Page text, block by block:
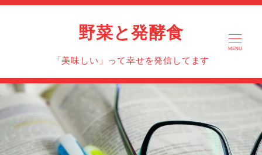
野菜と発酵食
「美味しい」って幸せを発信してます
MENU